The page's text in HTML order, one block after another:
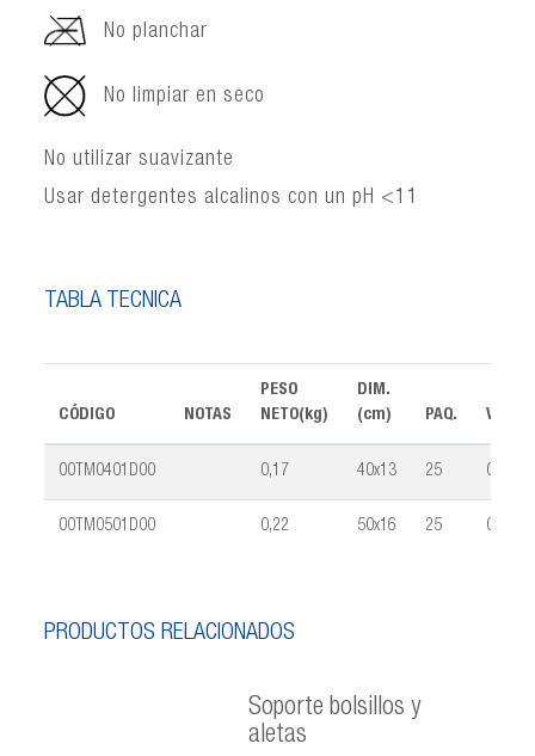
No planchar
No limpiar en seco
No utilizar suavizante
Usar detergentes alcalinos con un pH <11
TABLA TÉCNICA
CÓDIGO NOTAS
PESO
NETO(kg)
DIM.
(cm)
PAQ.
00TM0401D00 0,17 40x13 25 0,028
00TM0501D00 0,22 50x16 25 0,036
PRODUCTOS RELACIONADOS
Soporte bolsillos y
aletas